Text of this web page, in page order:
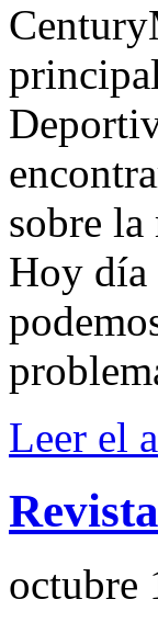
sobre
Hoy día
Leer el
octubre